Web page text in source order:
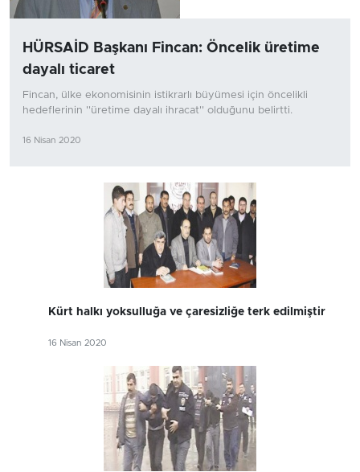
HÜRSAİD Başkanı Fincan: Öncelik üretime
dayalı ticaret
Fincan, ülke ekonomisinin istikrarlı büyümesi için öncelikli
hedeflerinin ''üretime dayalı ihracat'' olduğunu belirtti.
16 Nisan 2020
Kürt halkı yoksulluğa ve çaresizliğe terk edilmiştir
16 Nisan 2020